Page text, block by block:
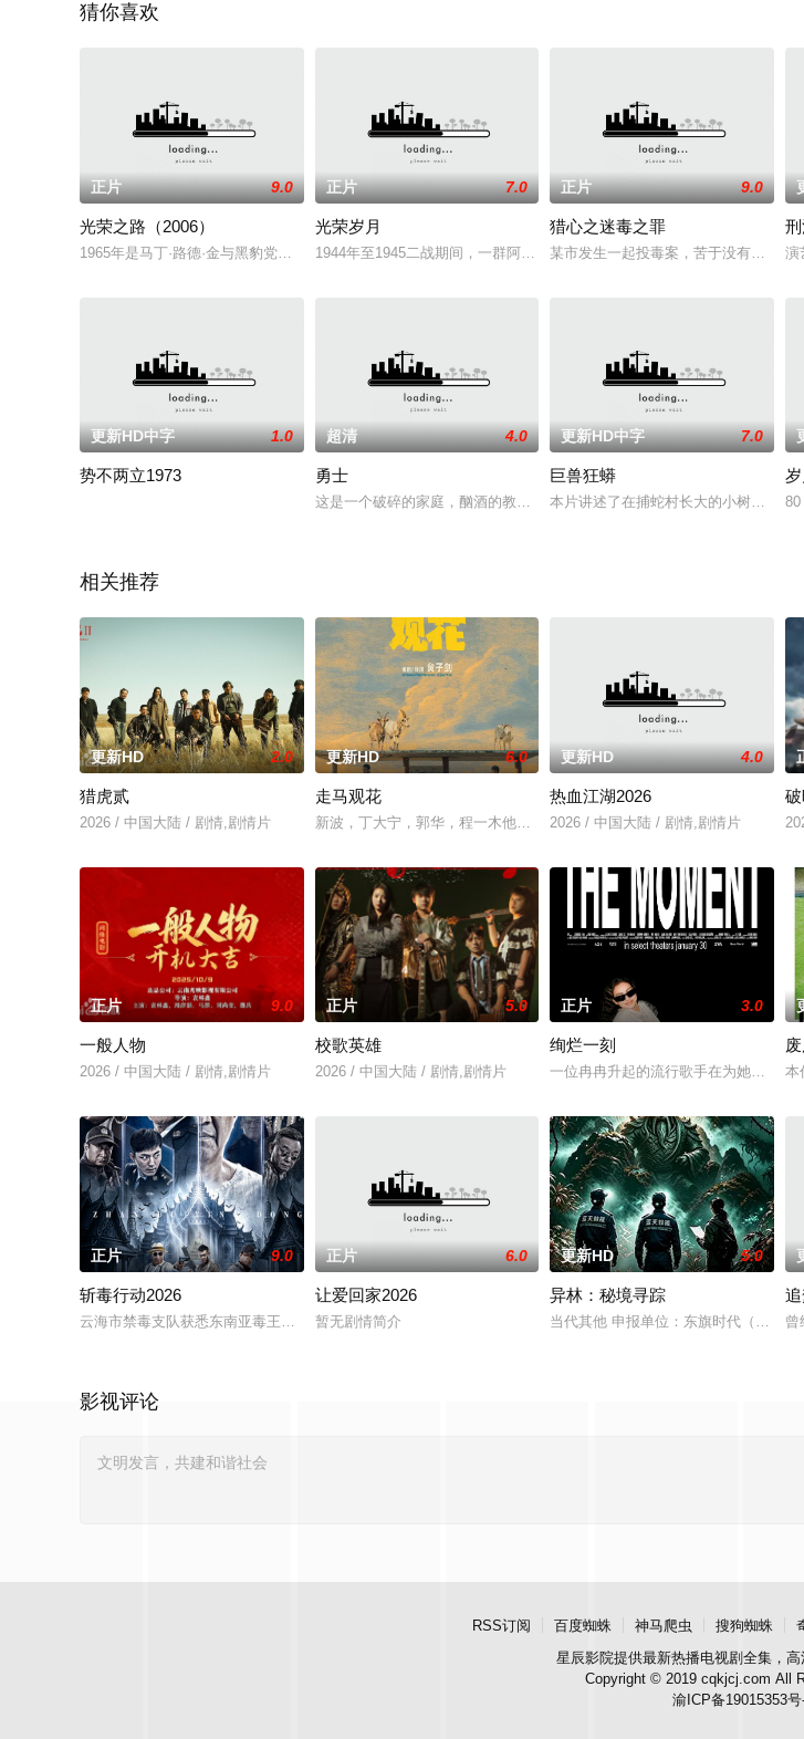
猜你喜欢
正片 9.0
光荣之路（2006）
1965年是马丁·路德·金与黑豹党、披头士与越战、白人在篮球领域统治天下的时代。
正片 7.0
光荣岁月
1944年至1945二战期间，一群阿尔及利亚的伊斯兰教小伙子应召入伍，被编
正片 9.0
猎心之迷毒之罪
某市发生一起投毒案，苦于没有证据无演
更新HD中字 1.0
势不两立1973
超清 4.0
勇士
这是一个破碎的家庭，酗酒的教练父亲帕迪（尼克·诺特NickNolte饰）家暴
更新HD中字 7.0
巨兽狂蟒
本片讲述了在捕蛇村长大的小树，因为80
相关推荐
更新HD 2.0
猎虎贰
2026 / 中国大陆 / 剧情,剧情片
更新HD 6.0
走马观花
新波，丁大宁，郭华，程一木他们毕业于同一所大学。他们和很多年轻人一
更新HD 4.0
热血江湖2026
2026 / 中国大陆 / 剧情,剧情片
正片 9.0
一般人物
2026 / 中国大陆 / 剧情,剧情片
正片 5.0
校歌英雄
2026 / 中国大陆 / 剧情,剧情片
正片 3.0
绚烂一刻
一位冉冉升起的流行歌手在为她的巡回本
正片 9.0
斩毒行动2026
云海市禁毒支队获悉东南亚毒王廖爷将携600余公斤毒品来云交易，火速成立“斩毒行动”专案组，借调警员安迪参
正片 6.0
让爱回家2026
暂无剧情简介
更新HD 5.0
异林：秘境寻踪
当代其他 申报单位：东旗时代（北京曾
影视评论
RSS订阅 百度蜘蛛 神马爬虫 搜狗蜘蛛
星辰影院提供最新热播电视剧全集，
Copyright © 2019 cqkjcj.com All
渝ICP备19015353号